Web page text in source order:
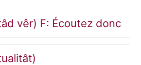
vêr) F: Écoutez donc